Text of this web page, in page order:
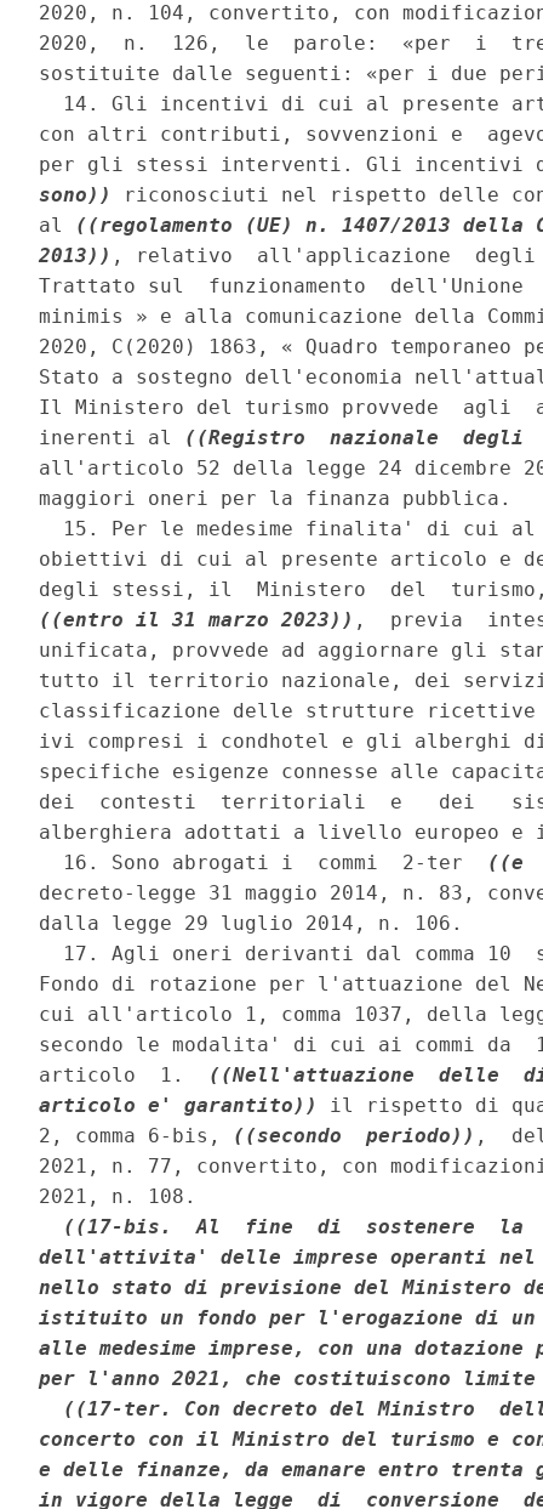
2020, n. 104, convertito, con
2020,  n.  126,  le  parole:  «per  i  tre
sostituite dalle seguenti: «per i due
14. Gli incentivi di cui al presente
con altri contributi, sovvenzioni e
per gli stessi interventi. Gli
sono))
riconosciuti nel rispetto delle
al ((regolamento (UE) n. 1407/2013 della
2013)) , relativo  all'applicazione
Trattato sul  funzionamento
minimis » e alla comunicazione della
2020, C(2020) 1863, « Quadro
Stato a sostegno dell'economia
Il Ministero del turismo provvede  agli
inerenti al ((Registro  nazionale
all'articolo 52 della legge 24 dicembre
maggiori oneri per la finanza pubblica.
15. Per le medesime finalita' di cui
obiettivi di cui al presente articolo e
((entro il 31 marzo 2023)) ,  previa
unificata, provvede ad aggiornare gli
tutto il territorio nazionale, dei
classificazione delle strutture ricettive
ivi compresi i condhotel e gli alberghi
specifiche esigenze connesse alle
dei  contesti  territoriali  e   dei
alberghiera adottati a livello europeo e
  16. Sono abrogati i  commi  2-ter
((e
decreto-legge 31 maggio 2014, n. 83,
dalla legge 29 luglio 2014, n. 106.
17. Agli oneri derivanti dal comma 10
Fondo di rotazione per l'attuazione del
cui all'articolo 1, comma 1037, della
secondo le modalita' di cui ai commi da
articolo  1. ((Nell'attuazione  delle
articolo e' garantito))
il rispetto di
2, comma 6-bis, ((secondo  periodo)) ,
2021, n. 77, convertito, con
2021, n. 108.
((17-bis.  Al  fine  di  sostenere  la
dell'attivita' delle imprese operanti
nello stato di previsione del Ministero
istituito un fondo per l'erogazione di un
alle medesime imprese, con una
per l'anno 2021, che costituiscono
((17-ter. Con decreto del Ministro
concerto con il Ministro del turismo e
e delle finanze, da emanare entro
in vigore della legge  di  conversione